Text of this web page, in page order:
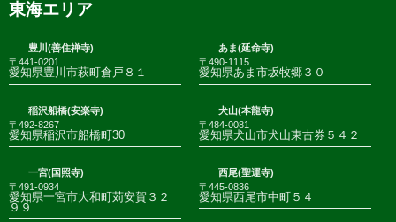
東海エリア
豊川(善住禅寺)
〒441-0201
愛知県豊川市萩町倉戸８１
あま(延命寺)
〒490-1115
愛知県あま市坂牧郷３０
稲沢船橋(安楽寺)
〒492-8267
愛知県稲沢市船橋町30
犬山(本龍寺)
〒484-0081
愛知県犬山市犬山東古券５４２
一宮(国照寺)
〒491-0934
愛知県一宮市大和町苅安賀３２
９９
西尾(聖運寺)
〒445-0836
愛知県西尾市中町５４